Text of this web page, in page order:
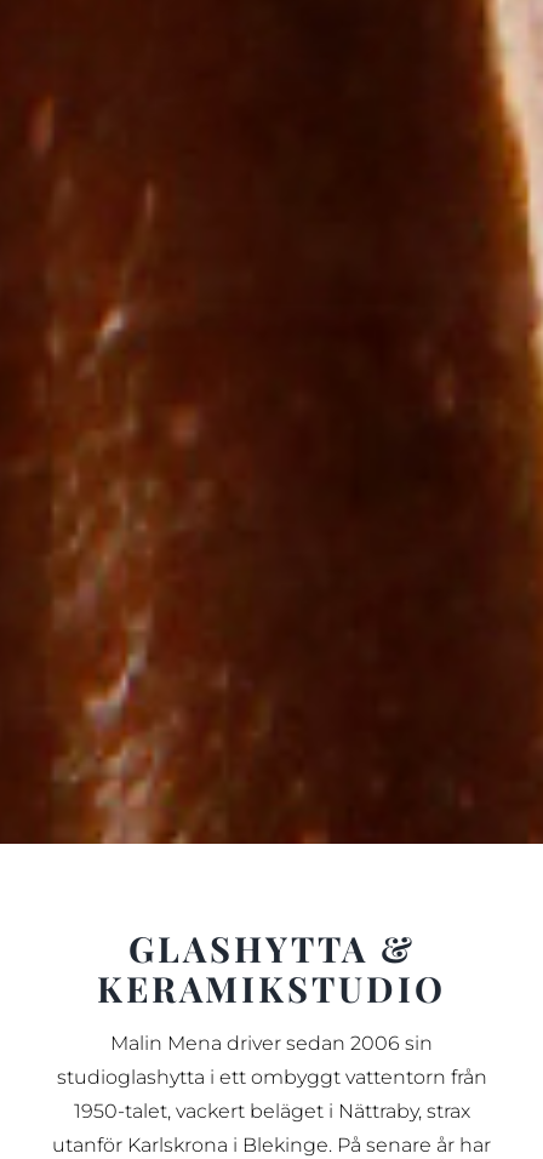
GLASHYTTA &
KERAMIKSTUDIO
Malin Mena driver sedan 2006 sin
studioglashytta i ett ombyggt vattentorn från
1950-talet, vackert beläget i Nättraby, strax
utanför Karlskrona i Blekinge. På senare år har